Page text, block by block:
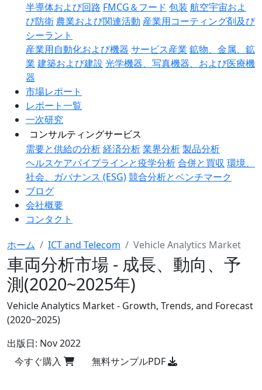
半導体および回路 FMCG＆フード 包装 航空宇宙およ
び防衛 農業および関連活動 産業用コーティング剤及び
シーラント
産業用自動化および機器 サービス産業 鉱物、金属、鉱
業 建築および建設 光学機器、写真機器、および医療機
器
市場レポート
レポート一覧
一次研究
コンサルティングサービス
需要と供給の分析経済分析業界分析製品分析
ヘルスケアパイプラインと疫学分析合併と買収 環境、
社会、ガバナンス (ESG)競合分析とベンチマーク
ブログ
会社概要
コンタクト
ホーム ICT and Telecom Vehicle Analytics Market
車両分析市場 - 成長、動向、予
測(2020~2025年)
Vehicle Analytics Market - Growth, Trends, and Forecast
(2020~2025)
出版日: Nov 2022
今すぐ購入
無料サンプルPDF